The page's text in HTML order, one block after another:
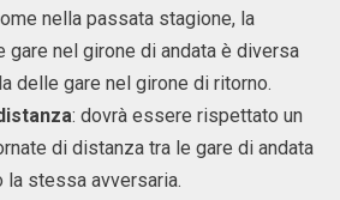
nella passata stagione, la
gare nel girone di andata è diversa
delle gare nel girone di ritorno.
: dovrà essere rispettato un
di distanza tra le gare di andata
la stessa avversaria.